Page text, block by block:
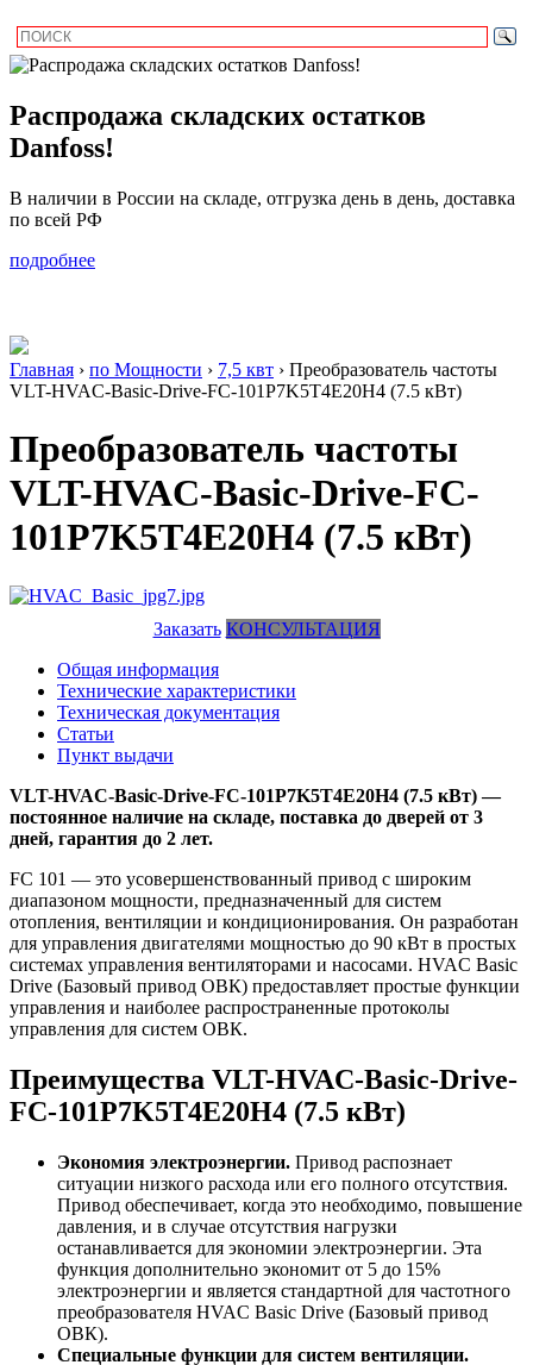
Распродажа складских остатков
Danfoss!
В наличии в России на складе, отгрузка день в день, доставка
по всей РФ
подробнее
Главная › по Мощности › 7,5 квт › Преобразователь частоты
VLT-HVAC-Basic-Drive-FC-101P7K5T4E20H4 (7.5 кВт)
Преобразователь частоты
VLT-HVAC-Basic-Drive-FC-
101P7K5T4E20H4 (7.5 кВт)
Заказать КОНСУЛЬТАЦИЯ
Общая информация
Технические характеристики
Техническая документация
Статьи
Пункт выдачи
VLT-HVAC-Basic-Drive-FC-101P7K5T4E20H4 (7.5 кВт) —
постоянное наличие на складе, поставка до дверей от 3
дней, гарантия до 2 лет.
FC 101 — это усовершенствованный привод с широким
диапазоном мощности, предназначенный для систем
отопления, вентиляции и кондиционирования. Он разработан
для управления двигателями мощностью до 90 кВт в простых
системах управления вентиляторами и насосами. HVAC Basic
Drive (Базовый привод ОВК) предоставляет простые функции
управления и наиболее распространенные протоколы
управления для систем ОВК.
Преимущества VLT-HVAC-Basic-Drive-
FC-101P7K5T4E20H4 (7.5 кВт)
Экономия электроэнергии. Привод распознает
ситуации низкого расхода или его полного отсутствия.
Привод обеспечивает, когда это необходимо, повышение
давления, и в случае отсутствия нагрузки
останавливается для экономии электроэнергии. Эта
функция дополнительно экономит от 5 до 15%
электроэнергии и является стандартной для частотного
преобразователя HVAC Basic Drive (Базовый привод
ОВК).
Специальные функции для систем вентиляции.